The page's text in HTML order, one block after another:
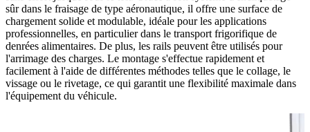
sûr dans le fraisage de type aéronautique, il offre une surface de
chargement solide et modulable, idéale pour les applications
professionnelles, en particulier dans le transport frigorifique de
denrées alimentaires. De plus, les rails peuvent être utilisés pour
l'arrimage des charges. Le montage s'effectue rapidement et
facilement à l'aide de différentes méthodes telles que le collage, le
vissage ou le rivetage, ce qui garantit une flexibilité maximale dans
l'équipement du véhicule.